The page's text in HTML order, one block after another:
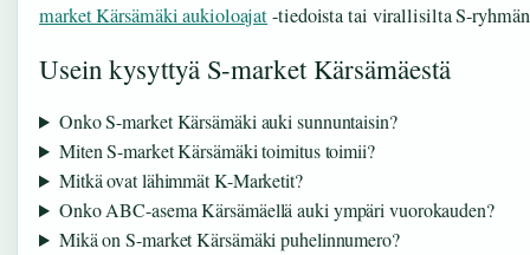
market Kärsämäki aukioloajat-tiedoista tai virallisilta S-
Usein kysyttyä S-market Kärsämäestä
Onko S-market Kärsämäki auki sunnuntaisin?
Miten S-market Kärsämäki toimitus toimii?
Mitkä ovat lähimmät K-Marketit?
Onko ABC-asema Kärsämäellä auki ympäri vuorokauden?
Mikä on S-market Kärsämäki puhelinnumero?